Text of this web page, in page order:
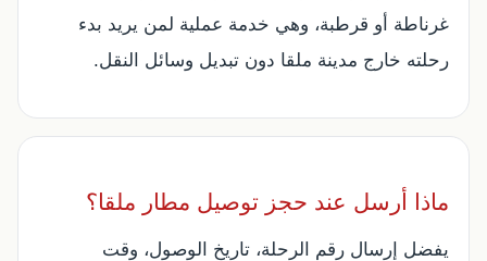
غرناطة أو قرطبة، وهي خدمة عملية لمن يريد بدء
رحلته خارج مدينة ملقا دون تبديل وسائل النقل.
ماذا أرسل عند حجز توصيل مطار ملقا؟
يفضل إرسال رقم الرحلة، تاريخ الوصول، وقت